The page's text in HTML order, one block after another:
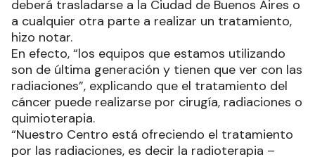
deberá trasladarse a la Ciudad de Buenos Aires o
a cualquier otra parte a realizar un tratamiento,
hizo notar.
En efecto, “los equipos que estamos utilizando
son de última generación y tienen que ver con las
radiaciones”, explicando que el tratamiento del
cáncer puede realizarse por cirugía, radiaciones o
quimioterapia.
“Nuestro Centro está ofreciendo el tratamiento
por las radiaciones, es decir la radioterapia –